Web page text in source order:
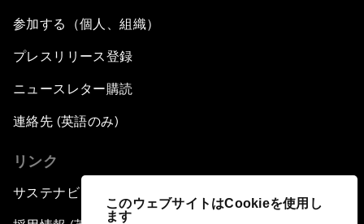
このウェブサイトはCookieを使用し
ます
参加する（個人、組織）
プレスリリース登録
ニュースレター購読
連絡先 (英語のみ)
リンク
サステナビリティへの取り組み